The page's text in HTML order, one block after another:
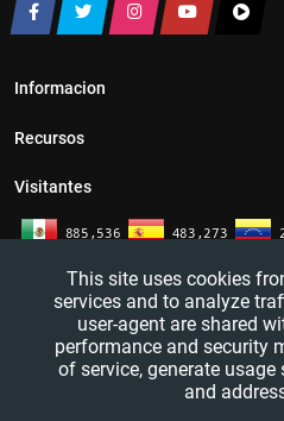
Informacion
Recursos
Visitantes
This site uses cookies
services and to analyze
user-agent are shared
performance and security
of service, generate
and